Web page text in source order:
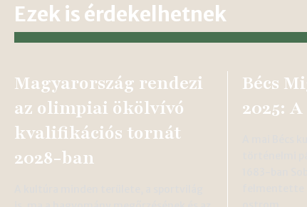
Ezek is érdekelhetnek
Magyarország rendezi
az olimpiai ökölvívó
kvalifikációs tornát
2028-ban
Bécs
2025: